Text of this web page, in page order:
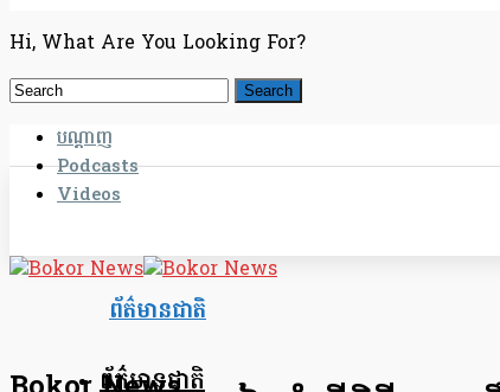
Hi, What Are You Looking For?
បណ្តាញ
Podcasts
Videos
ព័ត៌មានជាតិ
ព័ត៌មានជាតិ